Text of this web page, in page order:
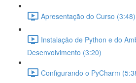
Apresentação do Curso (3:48)
Instalação de Python e do
Desenvolvimento (3:20)
Configurando o PyCharm